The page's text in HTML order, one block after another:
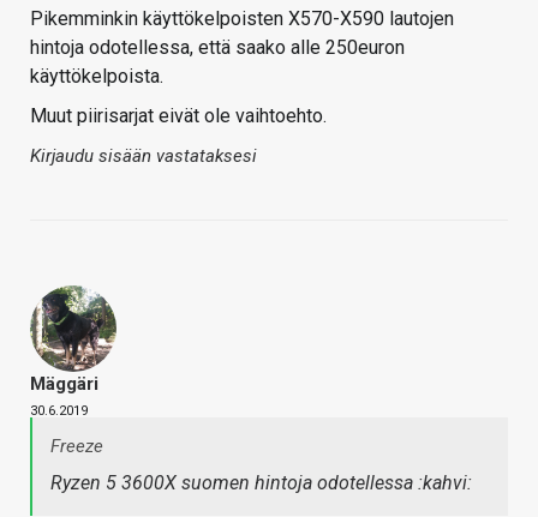
Pikemminkin käyttökelpoisten X570-X590 lautojen
hintoja odotellessa, että saako alle 250euron
käyttökelpoista.
Muut piirisarjat eivät ole vaihtoehto.
Kirjaudu sisään vastataksesi
Mäggäri
30.6.2019
Freeze
Ryzen 5 3600X suomen hintoja odotellessa :kahvi: